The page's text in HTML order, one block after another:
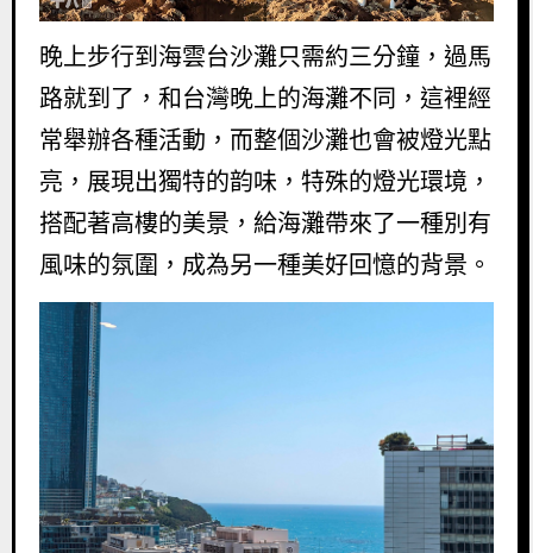
晚上步行到海雲台沙灘只需約三分鐘，過馬
路就到了，和台灣晚上的海灘不同，這裡經
常舉辦各種活動，而整個沙灘也會被燈光點
亮，展現出獨特的韵味，特殊的燈光環境，
搭配著高樓的美景，給海灘帶來了一種別有
風味的氛圍，成為另一種美好回憶的背景。